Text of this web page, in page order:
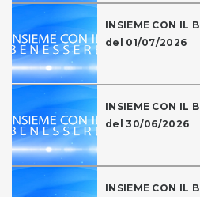
INSIEME CON IL
del 01/07/2026
INSIEME CON IL
del 30/06/2026
INSIEME CON IL